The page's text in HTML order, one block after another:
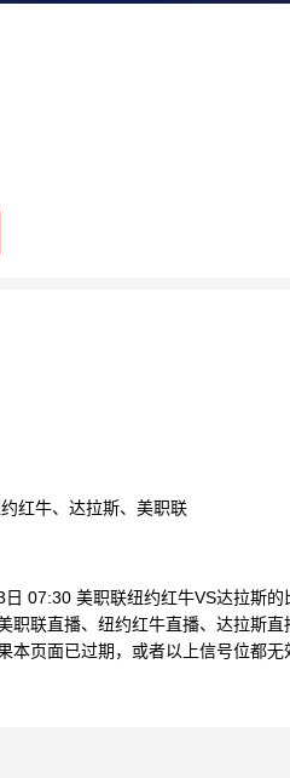
红牛、达拉斯、美职联
07:30 美职联纽约红牛VS达拉斯
职联直播、纽约红牛直播、达拉斯
本页面已过期，或者以上信号位都